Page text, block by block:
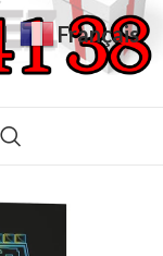
Français